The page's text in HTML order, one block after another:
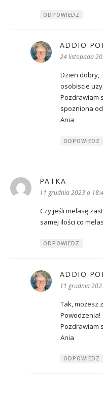
ODPOWIEDZ
ADDIO
24 listopada
Dzien dobry,
osobiscie
Pozdrawiam
spozniona
Ania
ODPOWIEDZ
PATKA
11 grudnia 2023 o
Czy jeśli melasę
samej ilości co
ODPOWIEDZ
ADDIO
11 grudnia
Tak, możesz
Powodzenia!
Pozdrawiam
Ania
ODPOWIEDZ